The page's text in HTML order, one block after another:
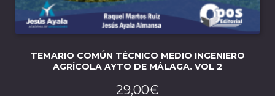
TEMARIO COMÚN TÉCNICO MEDIO INGENIERO
AGRÍCOLA AYTO DE MÁLAGA. VOL 2
29,00€